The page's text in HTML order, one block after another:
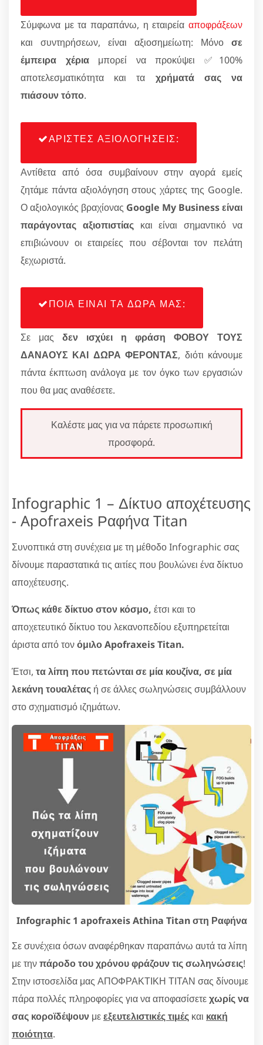
Σύμφωνα με τα παραπάνω, η εταιρεία αποφράξεων
και συντηρήσεων, είναι αξιοσημείωτη: Μόνο σε
έμπειρα χέριαμπορεί να προκύψει ✅100%
αποτελεσματικότητα και τα χρήματά σας να
πιάσουν τόπο.
ΑΡΙΣΤΕΣ ΑΞΙΟΛΟΓΗΣΕΙΣ:
Αντίθετα από όσα συμβαίνουν στην αγορά εμείς
ζητάμε πάντα αξιολόγηση στους χάρτες της Google.
Ο αξιολογικός βραχίονας Google My Business είναι
παράγοντας αξιοπιστίαςκαι είναι σημαντικό να
επιβιώνουν οι εταιρείες που σέβονται τον πελάτη
ξεχωριστά.
ΠΟΙΑ ΕΙΝΑΙ ΤΑ ΔΩΡΑ ΜΑΣ:
Σε μας δεν ισχύει η φράση ΦΟΒΟΥ ΤΟΥΣ
ΔΑΝΑΟΥΣ ΚΑΙ ΔΩΡΑ ΦΕΡΟΝΤΑΣ, διότι κάνουμε
πάντα έκπτωση ανάλογα με τον όγκο των εργασιών
που θα μας αναθέσετε.
Καλέστε μας για να πάρετε προσωπική
προσφορά.
Infographic 1 – Δίκτυο αποχέτευσης
- Apofraxeis Ραφήνα Titan
Συνοπτικά στη συνέχεια με τη μέθοδο Infographic σας
δίνουμε παραστατικά τις αιτίες που βουλώνει ένα δίκτυο
αποχέτευσης.
Όπως κάθε δίκτυο στον κόσμο, έτσι και το
αποχετευτικό δίκτυο του λεκανοπεδίου εξυπηρετείται
άριστα από τονόμιλο Apofraxeis Titan.
Έτσι, τα λίπη που πετώνται σε μία κουζίνα, σε μία
λεκάνη τουαλέτας ή σε άλλες σωληνώσεις συμβάλλουν
στο σχηματισμό ιζημάτων.
Infographic 1 apofraxeis Athina Titan στη Ραφήνα
Σε συνέχεια όσων αναφέρθηκαν παραπάνω αυτά τα λίπη
με τηνπάροδο του χρόνου φράζουν τις σωληνώσεις!
Στην ιστοσελίδα μας ΑΠΟΦΡΑΚΤΙΚΗ ΤΙΤΑΝ σας δίνουμε
πάρα πολλές πληροφορίες για να αποφασίσετεχωρίς να
σας κοροϊδέψουν μεεξευτελιστικές τιμές και κακή
ποιότητα.